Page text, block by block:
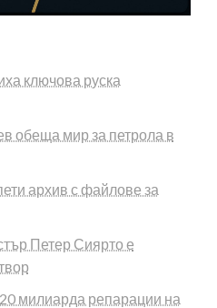
ключова руска
обеща мир за петрола в
архив с файлове за
Петер Сиярто е
милиарда репарации на